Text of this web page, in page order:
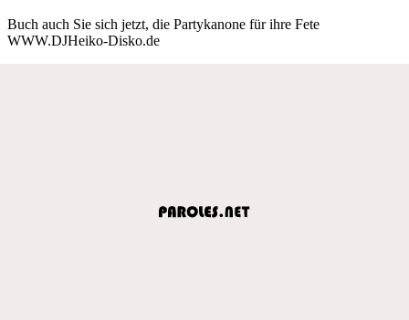
Buch auch Sie sich jetzt, die Partykanone für ihre Fete
WWW.DJHeiko-Disko.de